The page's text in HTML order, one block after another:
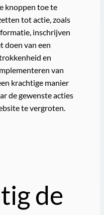
knoppen toe te
tot actie, zoals
inschrijven
doen van een
en
van
krachtige manier
de gewenste acties
te vergroten.
de